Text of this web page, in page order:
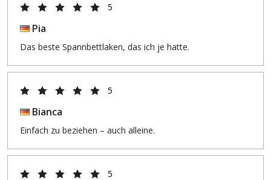
5
Pia
Das beste Spannbettlaken, das ich je hatte.
5
Bianca
Einfach zu beziehen – auch alleine.
5